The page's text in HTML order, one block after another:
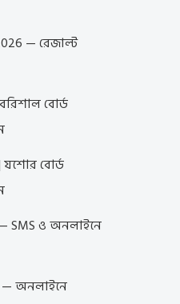
— রেজাল্ট
বোর্ড
যশোর বোর্ড
SMS ও অনলাইনে
— অনলাইনে